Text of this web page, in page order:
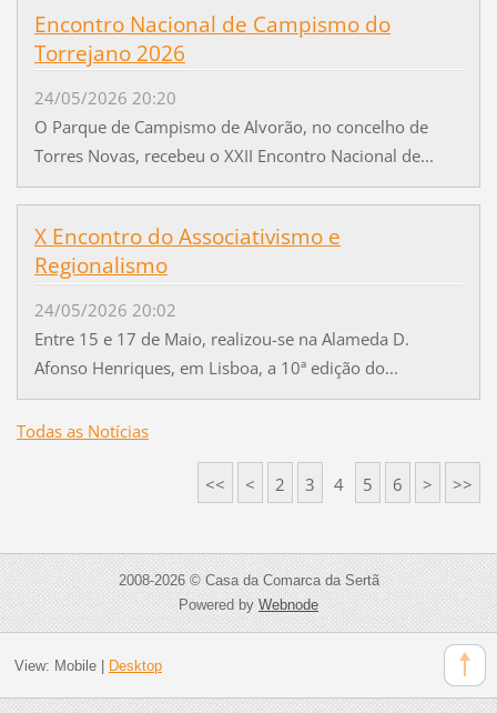
Encontro Nacional de Campismo do
Torrejano 2026
24/05/2026 20:20
O Parque de Campismo de Alvorão, no concelho de
Torres Novas, recebeu o XXII Encontro Nacional de...
X Encontro do Associativismo e
Regionalismo
24/05/2026 20:02
Entre 15 e 17 de Maio, realizou-se na Alameda D.
Afonso Henriques, em Lisboa, a 10ª edição do...
Todas as Notícias
<< < 2 3 4 5 6 > >>
2008-2026 © Casa da Comarca da Sertã
Powered byWebnode
View: Mobile| Desktop